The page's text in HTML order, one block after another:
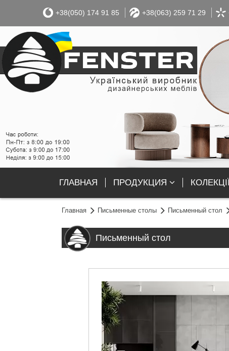
+38(050) 174 91 85 +38(063) 259 71 29
ГЛАВНАЯ ПРОДУКЦИЯ
Главная Письменные столы Письменный стол
Письменный стол